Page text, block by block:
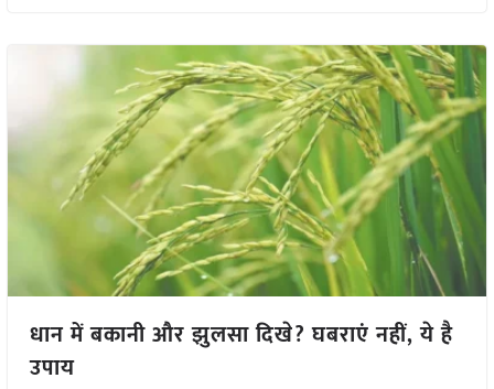
धान में बकानी और झुलसा दिखे? घबराएं नहीं, ये है
उपाय